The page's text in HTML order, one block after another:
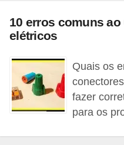
10 erros comuns
elétricos
Quais os
fazer
para os
t
i
c
d
a